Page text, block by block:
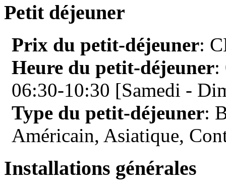
Petit déjeuner
Prix du petit-déjeuner:
Heure du petit-déjeuner:
06:30-10:30 [Samedi -
Type du petit-déjeuner:
Américain, Asiatique,
Installations générales